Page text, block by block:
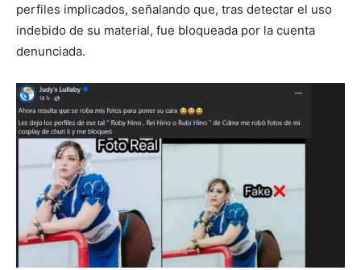
perfiles implicados, señalando que, tras detectar el uso
indebido de su material, fue bloqueada por la cuenta
denunciada.